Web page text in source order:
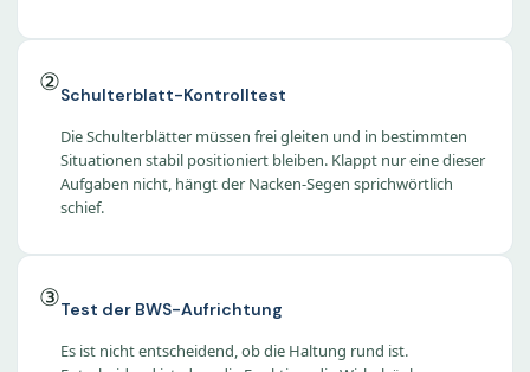
②Schulterblatt-Kontrolltest
Die Schulterblätter müssen frei gleiten und in bestimmten
Situationen stabil positioniert bleiben. Klappt nur eine dieser
Aufgaben nicht, hängt der Nacken-Segen sprichwörtlich
schief.
③Test der BWS-Aufrichtung
Es ist nicht entscheidend, ob die Haltung rund ist.